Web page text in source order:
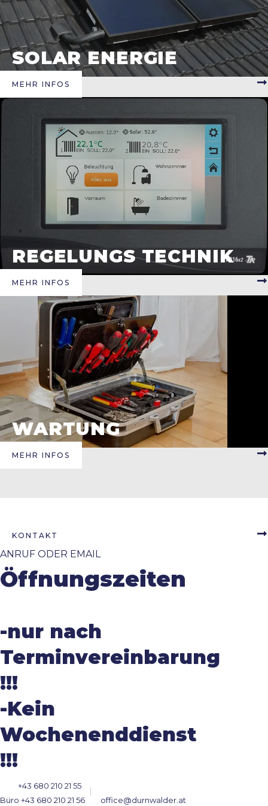
SOLAR ENERGIE
MEHR INFOS
REGELUNGS TECHNIK
MEHR INFOS
WARTUNG
MEHR INFOS
KONTAKT
ANRUF ODER EMAIL
Öffnungszeiten
-nur nach
Terminvereinbarung
!!!
-Kein
Wochenenddienst
!!!
+43 680 210 21 55
Büro +43 680 210 21 56
office@durnwalder.at